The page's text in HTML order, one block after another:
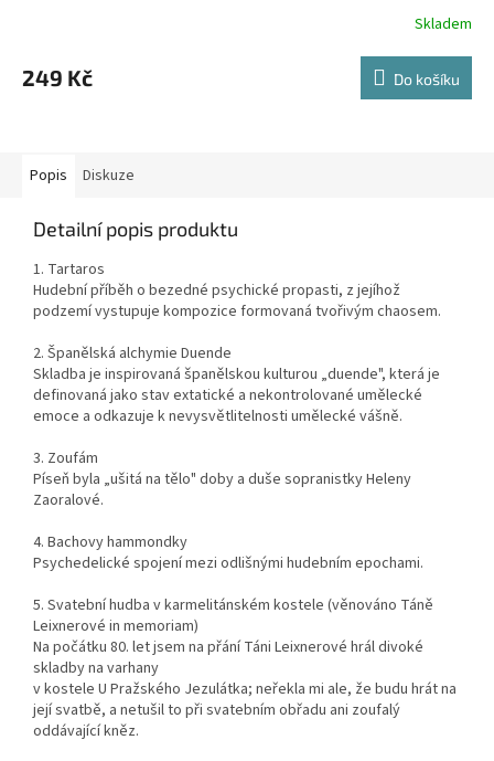
Skladem
249 Kč Do košíku
Popis Diskuze
Detailní popis produktu
1. Tartaros
Hudební příběh o bezedné psychické propasti, z jejíhož
podzemí vystupuje kompozice formovaná tvořivým chaosem.
2. Španělská alchymie Duende
Skladba je inspirovaná španělskou kulturou „duende", která je
definovaná jako stav extatické a nekontrolované umělecké
emoce a odkazuje k nevysvětlitelnosti umělecké vášně.
3. Zoufám
Píseň byla „ušitá na tělo" doby a duše sopranistky Heleny
Zaoralové.
4. Bachovy hammondky
Psychedelické spojení mezi odlišnými hudebním epochami.
5. Svatební hudba v karmelitánském kostele (věnováno Táně
Leixnerové in memoriam)
Na počátku 80. let jsem na přání Táni Leixnerové hrál divoké
skladby na varhany
v kostele U Pražského Jezulátka; neřekla mi ale, že budu hrát na
její svatbě, a netušil to při svatebním obřadu ani zoufalý
oddávající kněz.